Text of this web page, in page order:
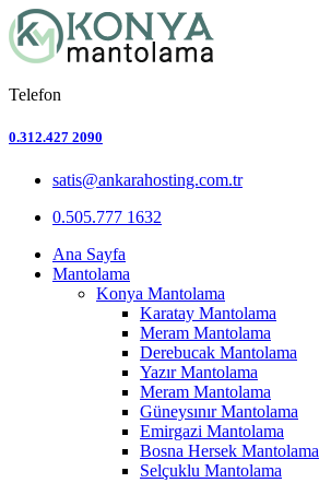
Telefon
0.312.427 2090
satis@ankarahosting.com.tr
0.505.777 1632
Ana Sayfa
Mantolama
Konya Mantolama
Karatay Mantolama
Meram Mantolama
Derebucak Mantolama
Yazır Mantolama
Meram Mantolama
Güneysınır Mantolama
Emirgazi Mantolama
Bosna Hersek Mantolama
Selçuklu Mantolama